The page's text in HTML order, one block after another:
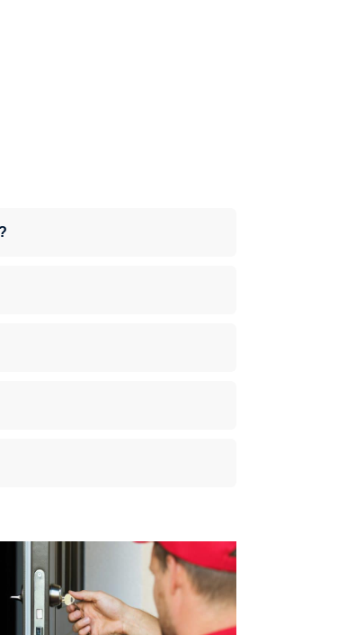
sera en mesure de choisir et
un cylindre standard, à 5
ou à 3 leviers, Mul-T-Lock ou